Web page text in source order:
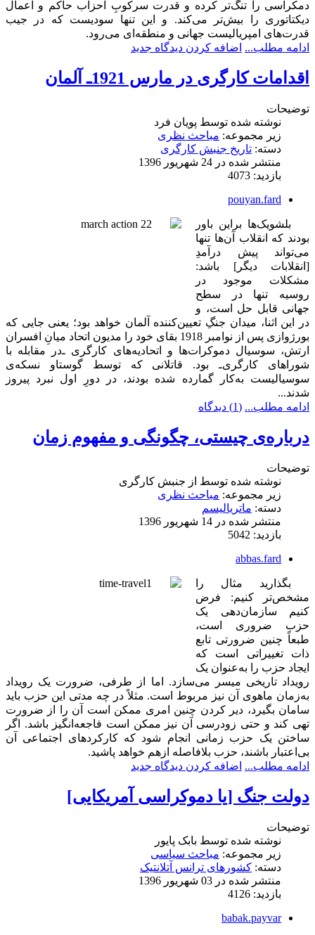
دمکراسی را تنگ‌تر کرده و قدرت سرکوبِ احزاب حاکم و اعمال
دیکتاتوری را بیش‌تر می‌کند. و این تنها سودیست که در جیب
قدرت‌های امپریالیست جهانی و منطقه‌ای می‌رود.
ادامه مطلب... اضافه کردن دیدگاه جدید
اقدامات کارگری در مارس 1921ـ آلمان
توضیحات
نوشته شده توسط پویان فرد
زیر مجموعه: مباحث نظری
دسته: تاریخ جنبش کارگری
منتشر شده در 24 شهریور 1396
بازدید: 4073
pouyan.fard
بلشویک‌ها براین باور
بودند که انقلاب آن‌ها تنها
می‌تواند پیش درآمدِ
[انقلابات دیگر] باشد:
مشکلات موجود در
روسیه تنها در سطح
جهانی قابل حل است، و
در این اثنا، میدان جنگِ تعیین‌کننده آلمان خواهد بود؛ یعنی جایی که
بورژوازی پس از نوامبر 1918 بقای خود را مدیون اتحاد میانِ افسران
ارتش، سوسیال دموکرات‌ها و اتحادیه‌های کارگری ـ‌در مقابله با
شوراهای کارگری‌ـ بود. قاتلانی که توسط گوستاو نسکه‌ی
سوسیالیست به‌کار گمارده شده بودند، در دورِ اول نبرد پیروز
شدند...
ادامه مطلب... (1) دیدگاه
درباره‌ی چیستی، چگونگی و مفهوم زمان
توضیحات
نوشته شده توسط از جنبش کارگری
زیر مجموعه: مباحث نظری
دسته: ماتریالیسم
منتشر شده در 14 شهریور 1396
بازدید: 5042
abbas.fard
بگذارید مثال را
مشخص‌تر کنیم: فرض
کنیم سازمان‌دهی یک
حزب ضروری است،
طبعاً چنین ضرورتی تابع
ذات تغییراتی است که
ایجاد حزب را به‌عنوان یک
رویداد تاریخی میسر می‌سازد. اما از طرفی، ضرورت یک رویداد
به‌زمان ماهوی آن نیز مربوط است. مثلاً در چه مدتی این حزب باید
سامان بگیرد، دیر کردن چنین امری ممکن است آن را از ضرورت
تهی کند و حتی زودرسی آن نیز ممکن است فاجعه‌انگیز باشد. اگر
ساختن یک حزب زمانی انجام شود که کارکردهای اجتماعی آن
بی‌اعتبار باشند، حزب بلافاصله ازهم خواهد پاشید.
ادامه مطلب... اضافه کردن دیدگاه جدید
دولت جنگ [یا دموکراسی آمریکایی]
توضیحات
نوشته شده توسط بابک پایور
زیر مجموعه: مباحث سیاسی
دسته: کشورهای ترانس آتلانتیک
منتشر شده در 03 شهریور 1396
بازدید: 4126
babak.payvar